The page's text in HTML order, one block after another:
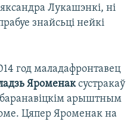
Лукашэнкі, ні
знайсьці нейкі
год маладафронтавец
Яроменаксустракаў
арыштным
Цяпер Яроменак на